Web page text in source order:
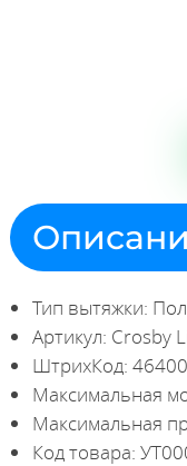
Тип вытяжки:
Артикул: Crosby
ШтрихКод:
Максимальная
Максимальная
Код товара: